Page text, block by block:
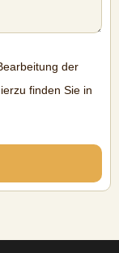
der
finden Sie in